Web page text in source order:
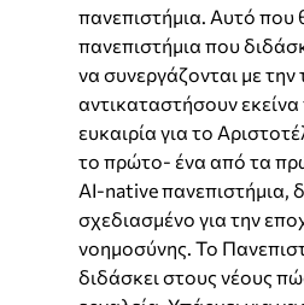
πανεπιστήμια. Αυτό που
πανεπιστήμια που
να συνεργάζονται με
αντικαταστήσουν
ευκαιρία για το
το πρώτο- ένα από τα
ΑΙ-native πανεπιστήμια,
σχεδιασμένο για την
νοημοσύνης. Το
διδάσκει στους νέους